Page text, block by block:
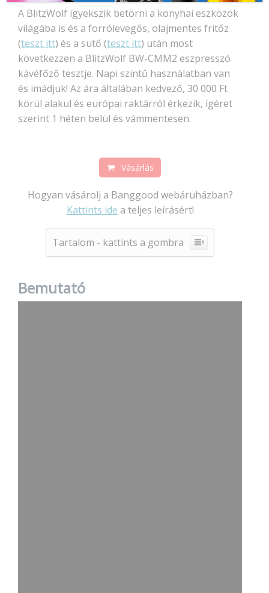
A BlitzWolf igyekszik betörni a konyhai eszközök
világába is és a forrólevegős, olajmentes fritőz
(teszt itt) és a sütő (teszt itt) után most
következzen a BlitzWolf BW-CMM2 eszpresszó
kávéfőző tesztje. Napi szintű használatban van
és imádjuk! Az ára általában kedvező, 30 000 Ft
körül alakul és európai raktárról érkezik, ígéret
szerint 1 héten belül és vámmentesen.
Vásárlás
Hogyan vásárolj a Banggood webáruházban?
Kattints ide a teljes leírásért!
Tartalom - kattints a gombra
Bemutató